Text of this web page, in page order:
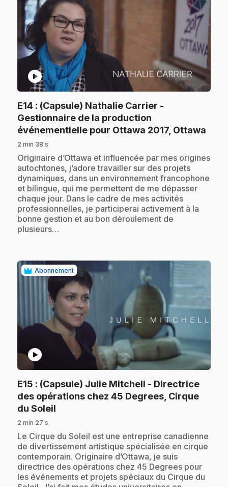
play_circle
E14 : (Capsule) Nathalie Carrier -
Gestionnaire de la production
événementielle pour Ottawa 2017, Ottawa
2 min 38 s
.Originaire d’Ottawa et influencée par mes origines
autochtones, j’adore travailler sur des projets
dynamiques, dans un environnement francophone
et bilingue, qui me permettent de me dépasser
chaque jour. Dans le cadre de mes activités
professionnelles, je participerai activement à la
bonne gestion et au bon déroulement de
plusieurs…
Abonnement
play_circle
E15 : (Capsule) Julie Mitchell - Directrice
des opérations chez 45 Degrees, Cirque
du Soleil
2 min 27 s
.Le Cirque du Soleil est une entreprise canadienne
de divertissement artistique spécialisée en cirque
contemporain. Originaire d’Ottawa, je suis
directrice des opérations chez 45 Degrees pour
les événements et projets spéciaux du Cirque du